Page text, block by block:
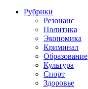
Рубрики
Резонанс
Политика
Экономика
Криминал
Образование
Культура
Спорт
Здоровье